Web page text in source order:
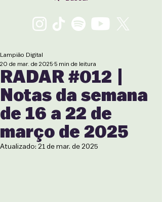
RADAR #012 |
Notas da semana
de 16 a 22 de
março de 2025
Lampião Digital
20 de mar. de 2025 5 min de leitura
Atualizado: 21 de mar. de 2025